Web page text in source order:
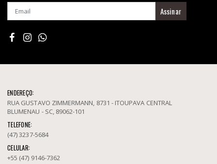
Assinar
ENDEREÇO:
RUA GUSTAVO ZIMMERMANN, 8731 - ITOUPAVA CENTRAL
BLUMENAU - SC, 89062-101
TELEFONE:
(47) 3237-5684
CELULAR:
+55 (47) 9146-7362